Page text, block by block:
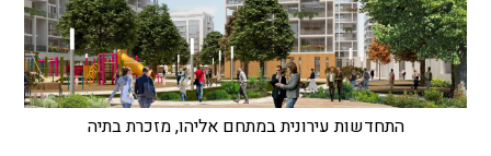
התחדשות עירונית במתחם אליהו, מזכרת בתיה